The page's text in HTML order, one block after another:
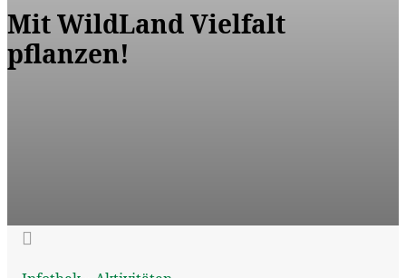
Mit WildLand Vielfalt
pflanzen!
